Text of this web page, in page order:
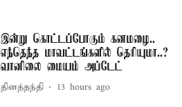
இன்று கொட்டப்போகும் கனமழை..
எந்தெந்த மாவட்டங்களில் தெரியுமா..?
வானிலை மையம் அப்டேட்
தினத்தந்தி 13 hours ago